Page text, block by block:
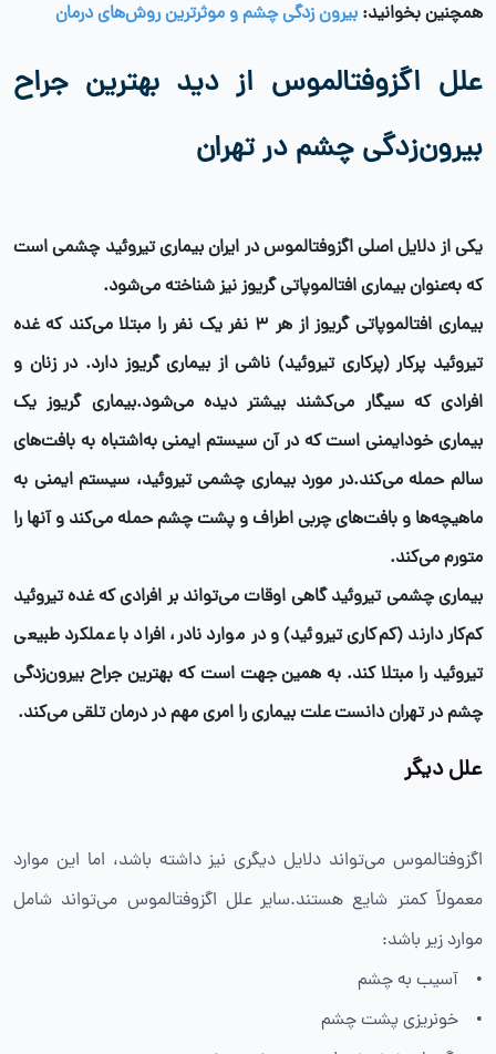
همچنین بخوانید: بیرون زدگی چشم و موثرترین روش‌های درمان
علل اگزوفتالموس از دید بهترین جراح
بیرون‌زدگی چشم در تهران
یکی از دلایل اصلی اگزوفتالموس در ایرانبیماری تیروئید چشمیاست
که به‌عنوان بیماری افتالموپاتی گریوز نیز شناخته می‌شود.
بیماری افتالموپاتی گریوز از هر 3 نفر یک نفر را مبتلا می‌کند که غده
تیروئید پرکار (پرکاری تیروئید) ناشی از بیماری گریوز دارد. در زنان و
افرادی که سیگار می‌کشند بیشتر دیده می‌شود.بیماری گریوز یک
بیماری خودایمنی است که در آن سیستم ایمنی به‌اشتباه به بافت‌های
سالم حمله می‌کند.در مورد بیماری چشمی تیروئید، سیستم ایمنی به
ماهیچه‌ها و بافت‌های چربی اطراف و پشت چشم حمله می‌کند و آنها را
متورم می‌کند.
بیماری چشمی تیروئیدگاهی اوقات می‌تواند بر افرادی که غده تیروئید
کم‌کار دارند (کم‌کاری تیروئید) و در موارد نادر، افراد با عملکرد طبیعی
تیروئید را مبتلا کند. به همین جهت است کهبهترین جراح بیرون‌زدگی
چشم در تهراندانست علت بیماری را امری مهم در درمان تلقی می‌کند.
علل دیگر
اگزوفتالموس می‌تواند دلایل دیگری نیز داشته باشد، اما این موارد
معمولاً کمتر شایع هستند.سایر علل اگزوفتالموس می‌تواند شامل
موارد زیر باشد:
• آسیب به چشم
• خونریزی پشت چشم